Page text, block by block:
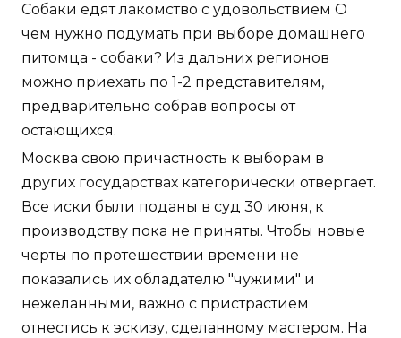
Собаки едят лакомство с удовольствием О
чем нужно подумать при выборе домашнего
питомца - собаки? Из дальних регионов
можно приехать по 1-2 представителям,
предварительно собрав вопросы от
остающихся.
Москва свою причастность к выборам в
других государствах категорически отвергает.
Все иски были поданы в суд 30 июня, к
производству пока не приняты. Чтобы новые
черты по протешествии времени не
показались их обладателю "чужими" и
нежеланными, важно с пристрастием
отнестись к эскизу, сделанному мастером. На